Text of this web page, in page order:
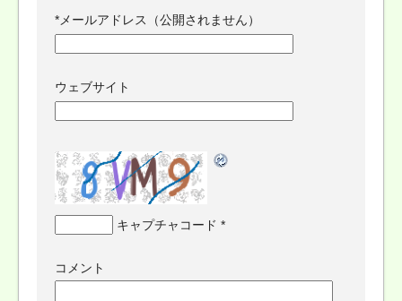
* メールアドレス（公開されません）
ウェブサイト
キャプチャコード *
コメント